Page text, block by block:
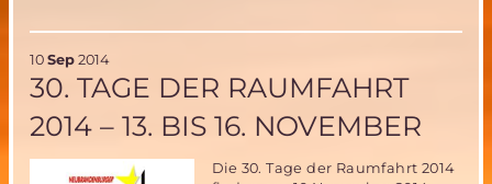
für
Curiosity
in
öffentlicher
10 Sep 2014
30. TAGE DER RAUMFAHRT
2014 – 13. BIS 16. NOVEMBER
Die 30. Tage der Raumfahrt 2014